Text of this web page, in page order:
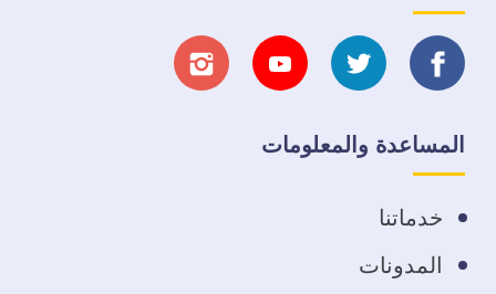
تابعنا
على
فيسبوك
تابعنا
على
تابعنا تابعنا
المساعدة والمعلومات
خدماتنا
المدونات